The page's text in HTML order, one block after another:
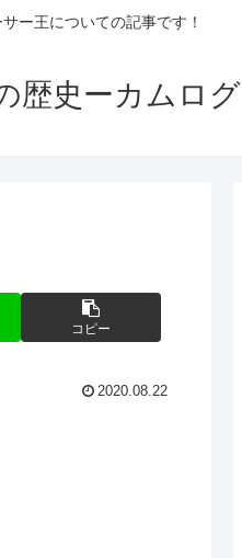
ー王についての記事です！
歴史ーカムログ
コピー
2020.08.22